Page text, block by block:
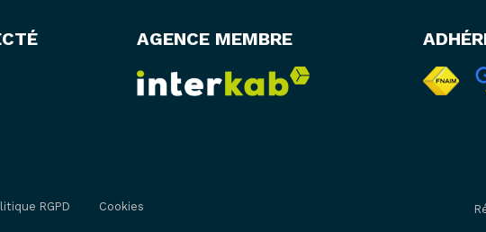
AGENCE MEMBRE
RGPD Cookies